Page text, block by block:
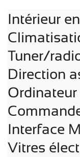
Intérieur
Tuner/
Direction
Ordinateur
Interface
Vitres